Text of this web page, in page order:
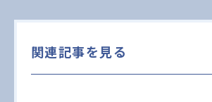
関連記事を見る